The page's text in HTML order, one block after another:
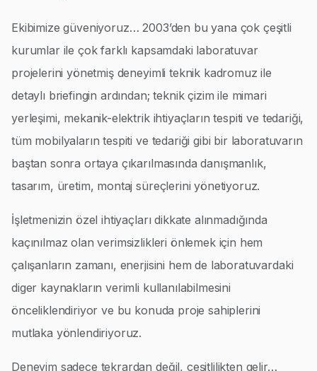
Ekibimize güveniyoruz… 2003’den bu yana çok çeşitli
kurumlar ile çok farklı kapsamdaki laboratuvar
projelerini yönetmiş deneyimli teknik kadromuz ile
detaylı briefingin ardından; teknik çizim ile mimari
yerleşimi, mekanik-elektrik ihtiyaçların tespiti ve tedariği,
tüm mobilyaların tespiti ve tedariği gibi bir laboratuvarın
baştan sonra ortaya çıkarılmasında danışmanlık,
tasarım, üretim, montaj süreçlerini yönetiyoruz.
İşletmenizin özel ihtiyaçları dikkate alınmadığında
kaçınılmaz olan verimsizlikleri önlemek için hem
çalışanların zamanı, enerjisini hem de laboratuvardaki
diger kaynakların verimli kullanılabilmesini
önceliklendiriyor ve bu konuda proje sahiplerini
mutlaka yönlendiriyoruz.
Deneyim sadece tekrardan değil, çeşitlilikten gelir…